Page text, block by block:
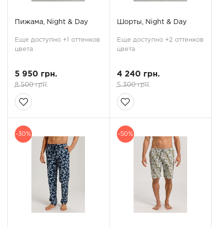
Пижама, Night & Day
Еще доступно +1 оттенков
цвета
5 950 грн.
8 500 грн.
Шорты, Night & Day
Еще доступно +2 оттенков
цвета
4 240 грн.
5 300 грн.
-30% -50%